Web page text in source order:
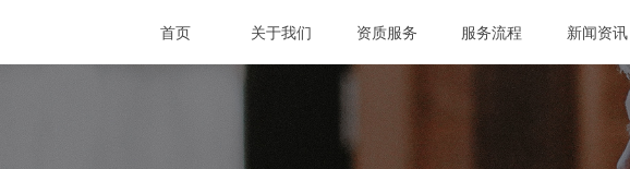
首页 关于我们 资质服务 服务流程
服务流程
新闻资讯
新闻资讯